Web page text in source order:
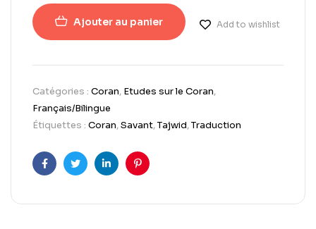
Ajouter au panier Add to wishlist
Catégories : Coran, Etudes sur le Coran,
Français/Bilingue
Étiquettes : Coran,Savant,Tajwid,Traduction
FacebookTwitterLinkedInPinterest